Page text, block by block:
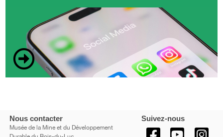
Nous contacter
Musée de la Mine et du Développement
Suivez-nous